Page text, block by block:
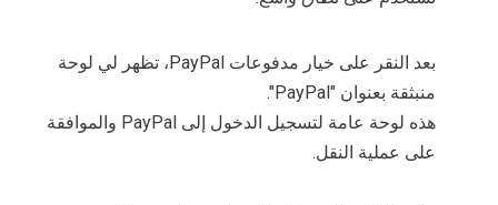
بعد النقر على خيار مدفوعات PayPal، تظهر لي لوحة
منبثقة بعنوان "PayPal".
هذه لوحة عامة لتسجيل الدخول إلى PayPal والموافقة
على عملية النقل.